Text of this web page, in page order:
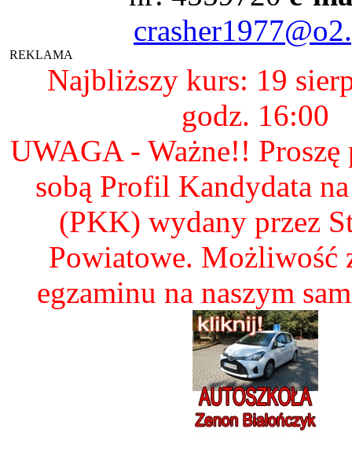
REKLAMA
Najbliższy kurs: 19
godz. 16:00
UWAGA - Ważne!! Proszę
sobą Profil Kandydata
(PKK) wydany przez
Powiatowe. Możliwość
egzaminu na naszym